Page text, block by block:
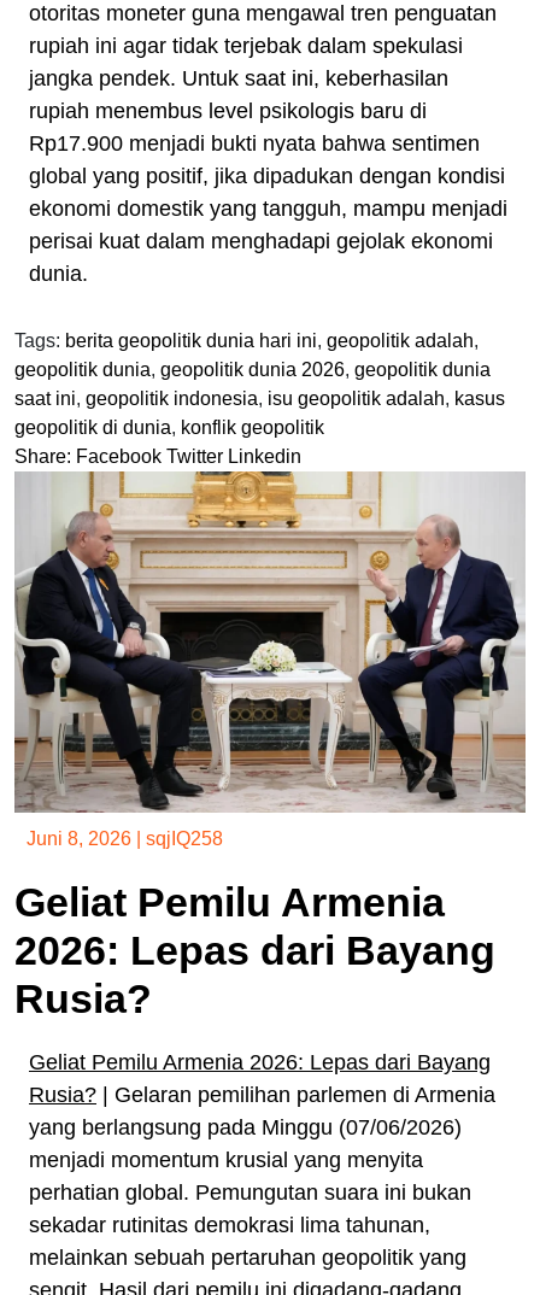
otoritas moneter guna mengawal tren penguatan
rupiah ini agar tidak terjebak dalam spekulasi
jangka pendek. Untuk saat ini, keberhasilan
rupiah menembus level psikologis baru di
Rp17.900 menjadi bukti nyata bahwa sentimen
global yang positif, jika dipadukan dengan kondisi
ekonomi domestik yang tangguh, mampu menjadi
perisai kuat dalam menghadapi gejolak ekonomi
dunia.
Tags: berita geopolitik dunia hari ini, geopolitik adalah,
geopolitik dunia, geopolitik dunia 2026, geopolitik dunia
saat ini, geopolitik indonesia, isu geopolitik adalah, kasus
geopolitik di dunia, konflik geopolitik
Share: Facebook Twitter Linkedin
Juni 8, 2026 sqjIQ258
Geliat Pemilu Armenia
2026: Lepas dari Bayang
Rusia?
Geliat Pemilu Armenia 2026: Lepas dari Bayang
Rusia? | Gelaran pemilihan parlemen di Armenia
yang berlangsung pada Minggu (07/06/2026)
menjadi momentum krusial yang menyita
perhatian global. Pemungutan suara ini bukan
sekadar rutinitas demokrasi lima tahunan,
melainkan sebuah pertaruhan geopolitik yang